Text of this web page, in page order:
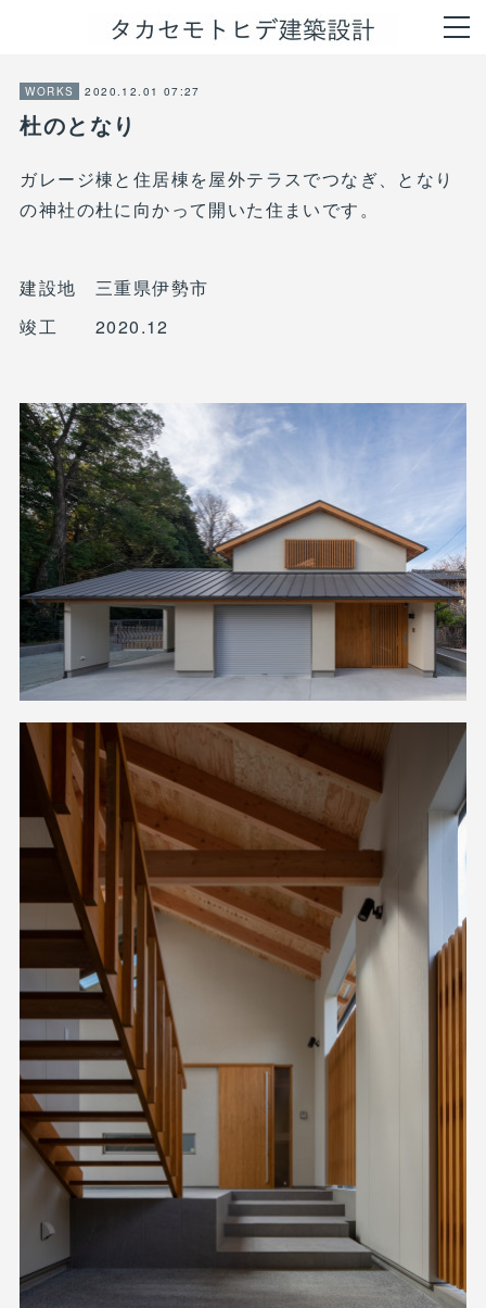
WORKS 2020.12.01 07:27
杜のとなり
ガレージ棟と住居棟を屋外テラスでつなぎ、となり
の神社の杜に向かって開いた住まいです。
建設地 三重県伊勢市
竣工 2020.12